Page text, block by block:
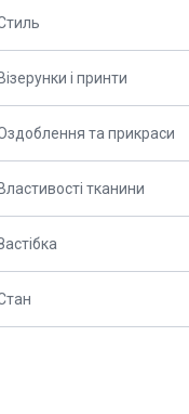
Візерунки і принти
та прикраси
Властивості тканини